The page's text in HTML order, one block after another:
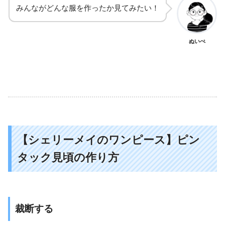
みんながどんな服を作ったか見てみたい！
ぬいぺ
【シェリーメイのワンピース】ピン
タック見頃の作り方
裁断する